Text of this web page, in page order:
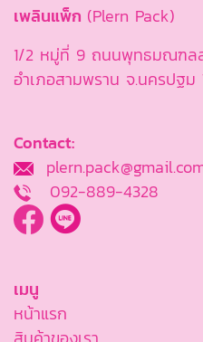
เพลินแพ็ก (Plern Pack)
1/2 หมู่ที่ 9 ถนนพุทธมณฑล
อำเภอสามพราน จ.นครปฐม
Contact:
092-889-4328
เมนู
หน้าแรก